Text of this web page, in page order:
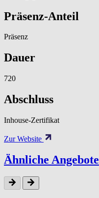
Präsenz-Anteil
Präsenz
Dauer
720
Abschluss
Inhouse-Zertifikat
Zur Website
Ähnliche Angebote